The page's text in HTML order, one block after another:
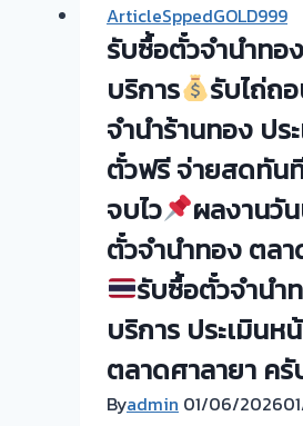
ทอง
ยินดี
บริการ
ประเมิน
หน้า
ตั๋ว
ฟรี
บางกรวย
นนทบุรี
ครับ
ทอง
ยินดี
บริการ
รับ
ไถ่ถอน
โรง
จำนำ
ร้าน
ทอง
ประเมิน
หน้า
ตั๋ว
ฟรี
ArticleSppedGOLD999
รับซื้อตั๋วจำนำทอ
บริการ
รับไถ่ถ
จำนำร้านทอง ปร
ตั๋วฟรี จ่ายสดทัน
จบไว
ผลงานวั
ตั๋วจำนำทอง ตล
รับซื้อตั๋วจำนำ
บริการ ประเมินห
ตลาดศาลายา ครั
Byadmin 01/06/2026